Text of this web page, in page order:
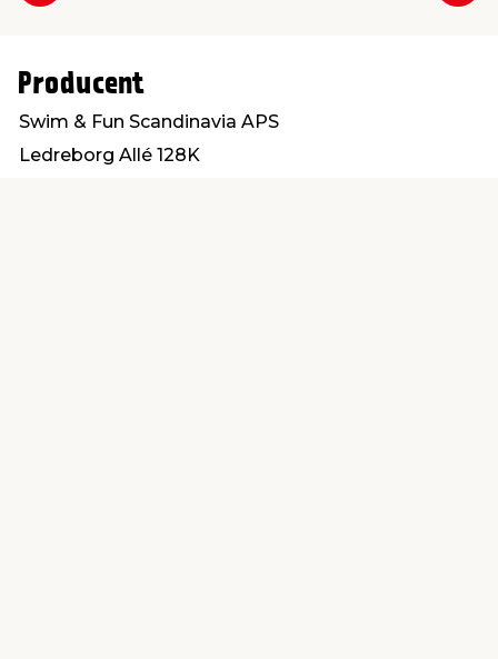
Producent
Swim & Fun Scandinavia APS
Ledreborg Allé 128K